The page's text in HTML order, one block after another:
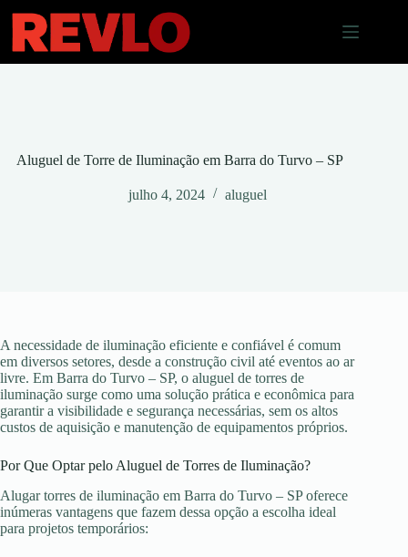
para
conteúdo
Aluguel de Torre de Iluminação em Barra do Turvo – SP
julho 4, 2024 aluguel
A necessidade de iluminação eficiente e confiável é comum
em diversos setores, desde a construção civil até eventos ao ar
livre. Em Barra do Turvo – SP, o aluguel de torres de
iluminação surge como uma solução prática e econômica para
garantir a visibilidade e segurança necessárias, sem os altos
custos de aquisição e manutenção de equipamentos próprios.
Por Que Optar pelo Aluguel de Torres de Iluminação?
Alugar torres de iluminação em Barra do Turvo – SP oferece
inúmeras vantagens que fazem dessa opção a escolha ideal
para projetos temporários: